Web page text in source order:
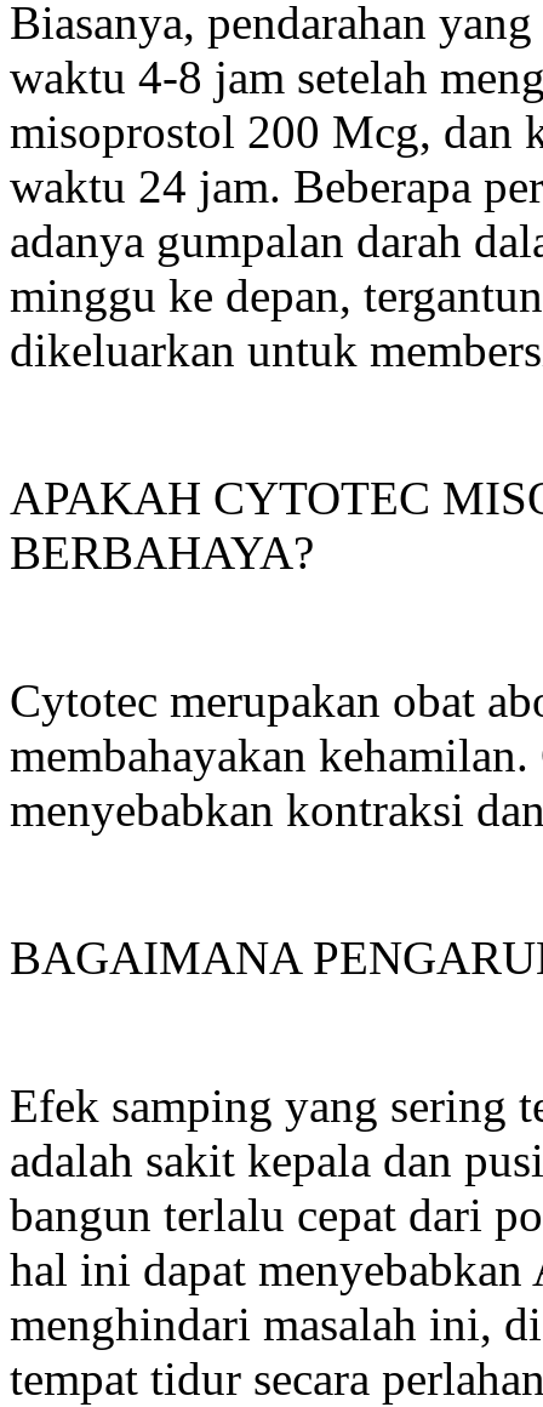
Biasanya, pendarahan
waktu 4-8 jam setelah
misoprostol 200 Mcg, dan
waktu 24 jam. Beberapa
adanya gumpalan darah
minggu ke depan,
dikeluarkan untuk
APAKAH CYTOTEC
BERBAHAYA?
Cytotec merupakan obat
membahayakan
menyebabkan kontraksi
BAGAIMANA
Efek samping yang sering
adalah sakit kepala dan
bangun terlalu cepat dari
hal ini dapat
menghindari masalah ini,
tempat tidur secara